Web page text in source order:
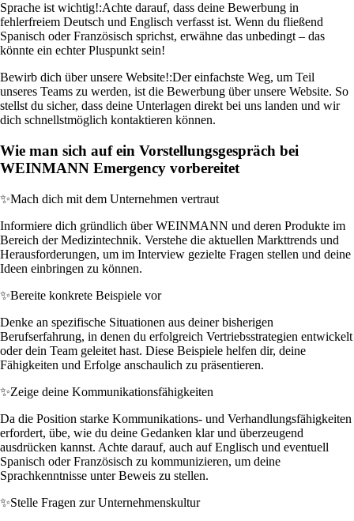
Sprache ist wichtig!:Achte darauf, dass deine Bewerbung in
fehlerfreiem Deutsch und Englisch verfasst ist. Wenn du fließend
Spanisch oder Französisch sprichst, erwähne das unbedingt – das
könnte ein echter Pluspunkt sein!
Bewirb dich über unsere Website!:Der einfachste Weg, um Teil
unseres Teams zu werden, ist die Bewerbung über unsere Website. So
stellst du sicher, dass deine Unterlagen direkt bei uns landen und wir
dich schnellstmöglich kontaktieren können.
Wie man sich auf ein Vorstellungsgespräch bei
WEINMANN Emergency vorbereitet
✨Mach dich mit dem Unternehmen vertraut
Informiere dich gründlich über WEINMANN und deren Produkte im
Bereich der Medizintechnik. Verstehe die aktuellen Markttrends und
Herausforderungen, um im Interview gezielte Fragen stellen und deine
Ideen einbringen zu können.
✨Bereite konkrete Beispiele vor
Denke an spezifische Situationen aus deiner bisherigen
Berufserfahrung, in denen du erfolgreich Vertriebsstrategien entwickelt
oder dein Team geleitet hast. Diese Beispiele helfen dir, deine
Fähigkeiten und Erfolge anschaulich zu präsentieren.
✨Zeige deine Kommunikationsfähigkeiten
Da die Position starke Kommunikations- und Verhandlungsfähigkeiten
erfordert, übe, wie du deine Gedanken klar und überzeugend
ausdrücken kannst. Achte darauf, auch auf Englisch und eventuell
Spanisch oder Französisch zu kommunizieren, um deine
Sprachkenntnisse unter Beweis zu stellen.
✨Stelle Fragen zur Unternehmenskultur